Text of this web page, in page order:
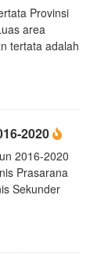
Provinsi
area
tertata adalah
2020
2016-2020
Prasarana
Sekunder